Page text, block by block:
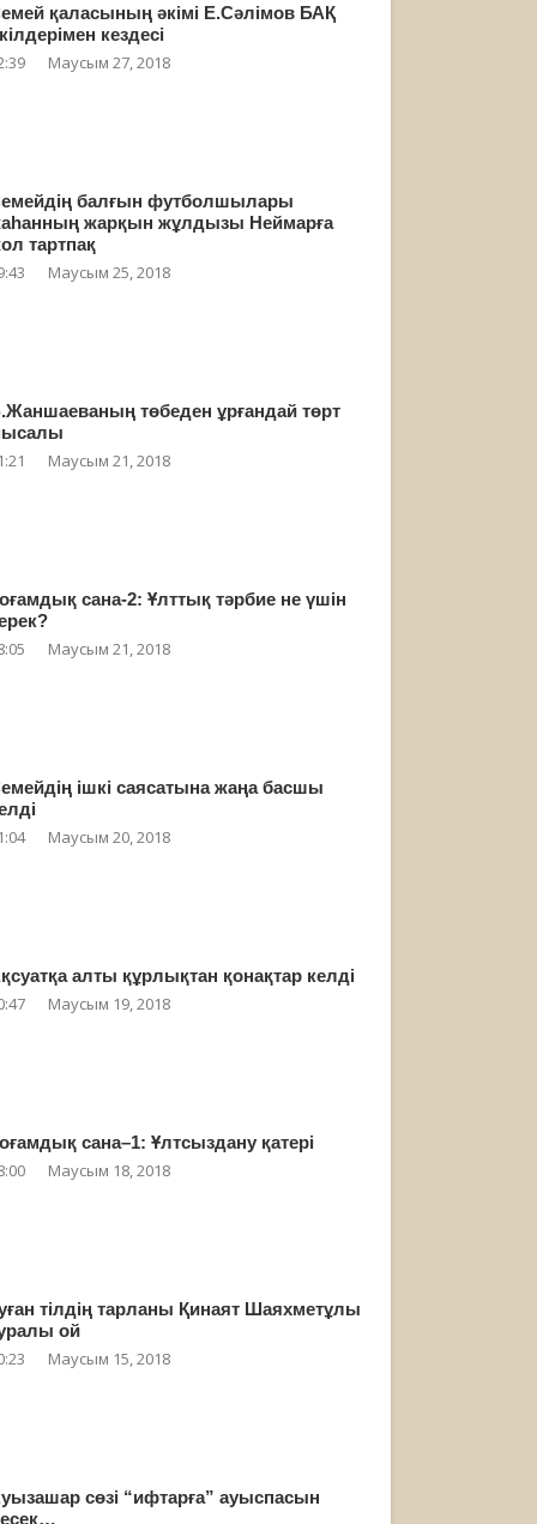
қаласының әкімі Е.Сәлімов БАҚ
кездесі
Маусым 27, 2018
балғын футболшылары
жарқын жұлдызы Неймарға
тартпақ
Маусым 25, 2018
төбеден ұрғандай төрт
Маусым 21, 2018
сана-2: Ұлттық тәрбие не үшін
Маусым 21, 2018
ішкі саясатына жаңа басшы
Маусым 20, 2018
алты құрлықтан қонақтар келді
Маусым 19, 2018
сана–1: Ұлтсыздану қатері
Маусым 18, 2018
тілдің тарланы Қинаят Шаяхметұлы
ой
Маусым 15, 2018
сөзі “ифтарға” ауыспасын